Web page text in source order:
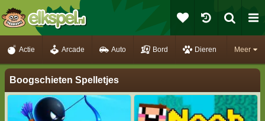
Meer
Actie Arcade Auto Bord Dieren
Boogschieten Spelletjes